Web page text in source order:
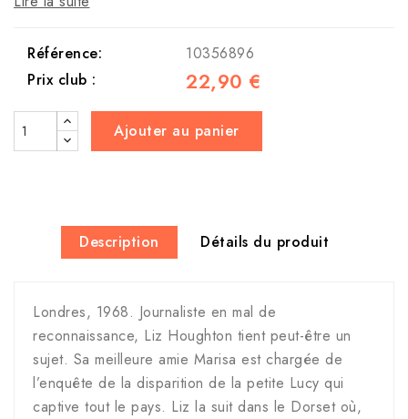
Référence:
10356896
Prix club :
22,90 €
Ajouter au panier
Description Détails du produit
Londres, 1968. Journaliste en mal de
reconnaissance, Liz Houghton tient peut-être un
sujet. Sa meilleure amie Marisa est chargée de
l’enquête de la disparition de la petite Lucy qui
captive tout le pays. Liz la suit dans le Dorset où,